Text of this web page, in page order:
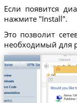
Если появится
нажмите "Install".
Это позволит
необходимый для